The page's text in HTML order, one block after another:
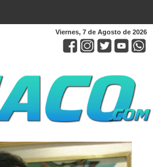
Viernes, 7 de Agosto de 2026